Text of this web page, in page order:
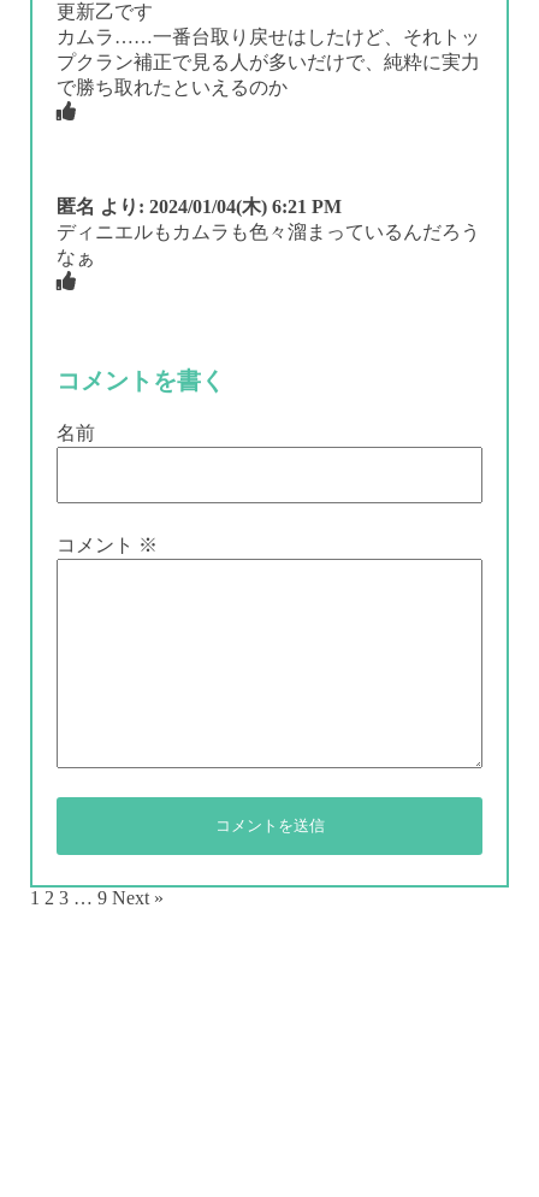
更新乙です
カムラ……一番台取り戻せはしたけど、それトッ
プクラン補正で見る人が多いだけで、純粋に実力
で勝ち取れたといえるのか
匿名 より: 2024/01/04(木) 6:21 PM
ディニエルもカムラも色々溜まっているんだろう
なぁ
コメントを書く
名前
コメント ※
1 2 3 … 9 Next »